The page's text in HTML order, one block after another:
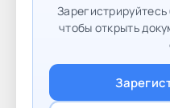
чтобы открыть